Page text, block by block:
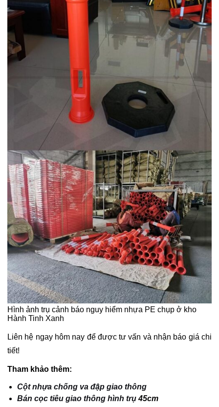
Hình ảnh trụ cảnh báo nguy hiểm nhựa PE chụp ở kho
Hành Tinh Xanh
Liên hệ ngay hôm nay để được tư vấn và nhận báo giá chi
tiết!
Tham khảo thêm:
Cột nhựa chống va đập giao thông
Bán cọc tiêu giao thông hình trụ45cm